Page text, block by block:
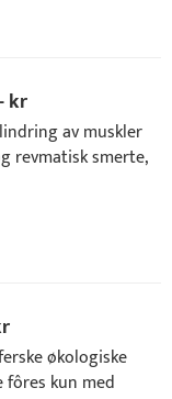
kr
av muskler
revmatisk smerte,
økologiske
fôres kun med